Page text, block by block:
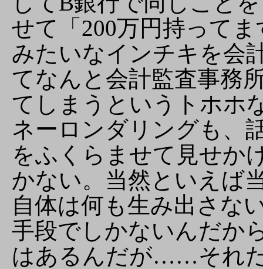
せて「200万円持って
みたいなインチキを会
てなんと会計監査事務
てしまうというトホホ
ネーロンダリングも、
をふくらませて見せか
かない。当然といえば
自体は何も生み出さな
手段でしかないんだか
はあるんだが……それ